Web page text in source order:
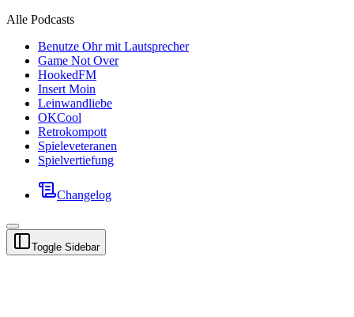
Alle Podcasts
Benutze Ohr mit Lautsprecher
Game Not Over
HookedFM
Insert Moin
Leinwandliebe
OKCool
Retrokompott
Spieleveteranen
Spielvertiefung
Changelog
Toggle Sidebar